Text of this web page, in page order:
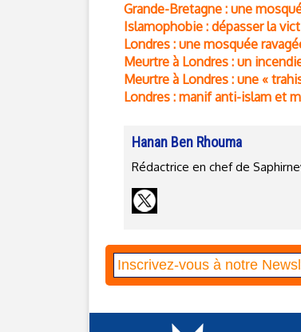
Grande-Bretagne : une
Islamophobie : dépasser la
Londres : une mosquée
Meurtre à Londres : un
Meurtre à Londres : une «
Londres : manif anti-islam et
Hanan Ben Rhouma
Rédactrice en chef de